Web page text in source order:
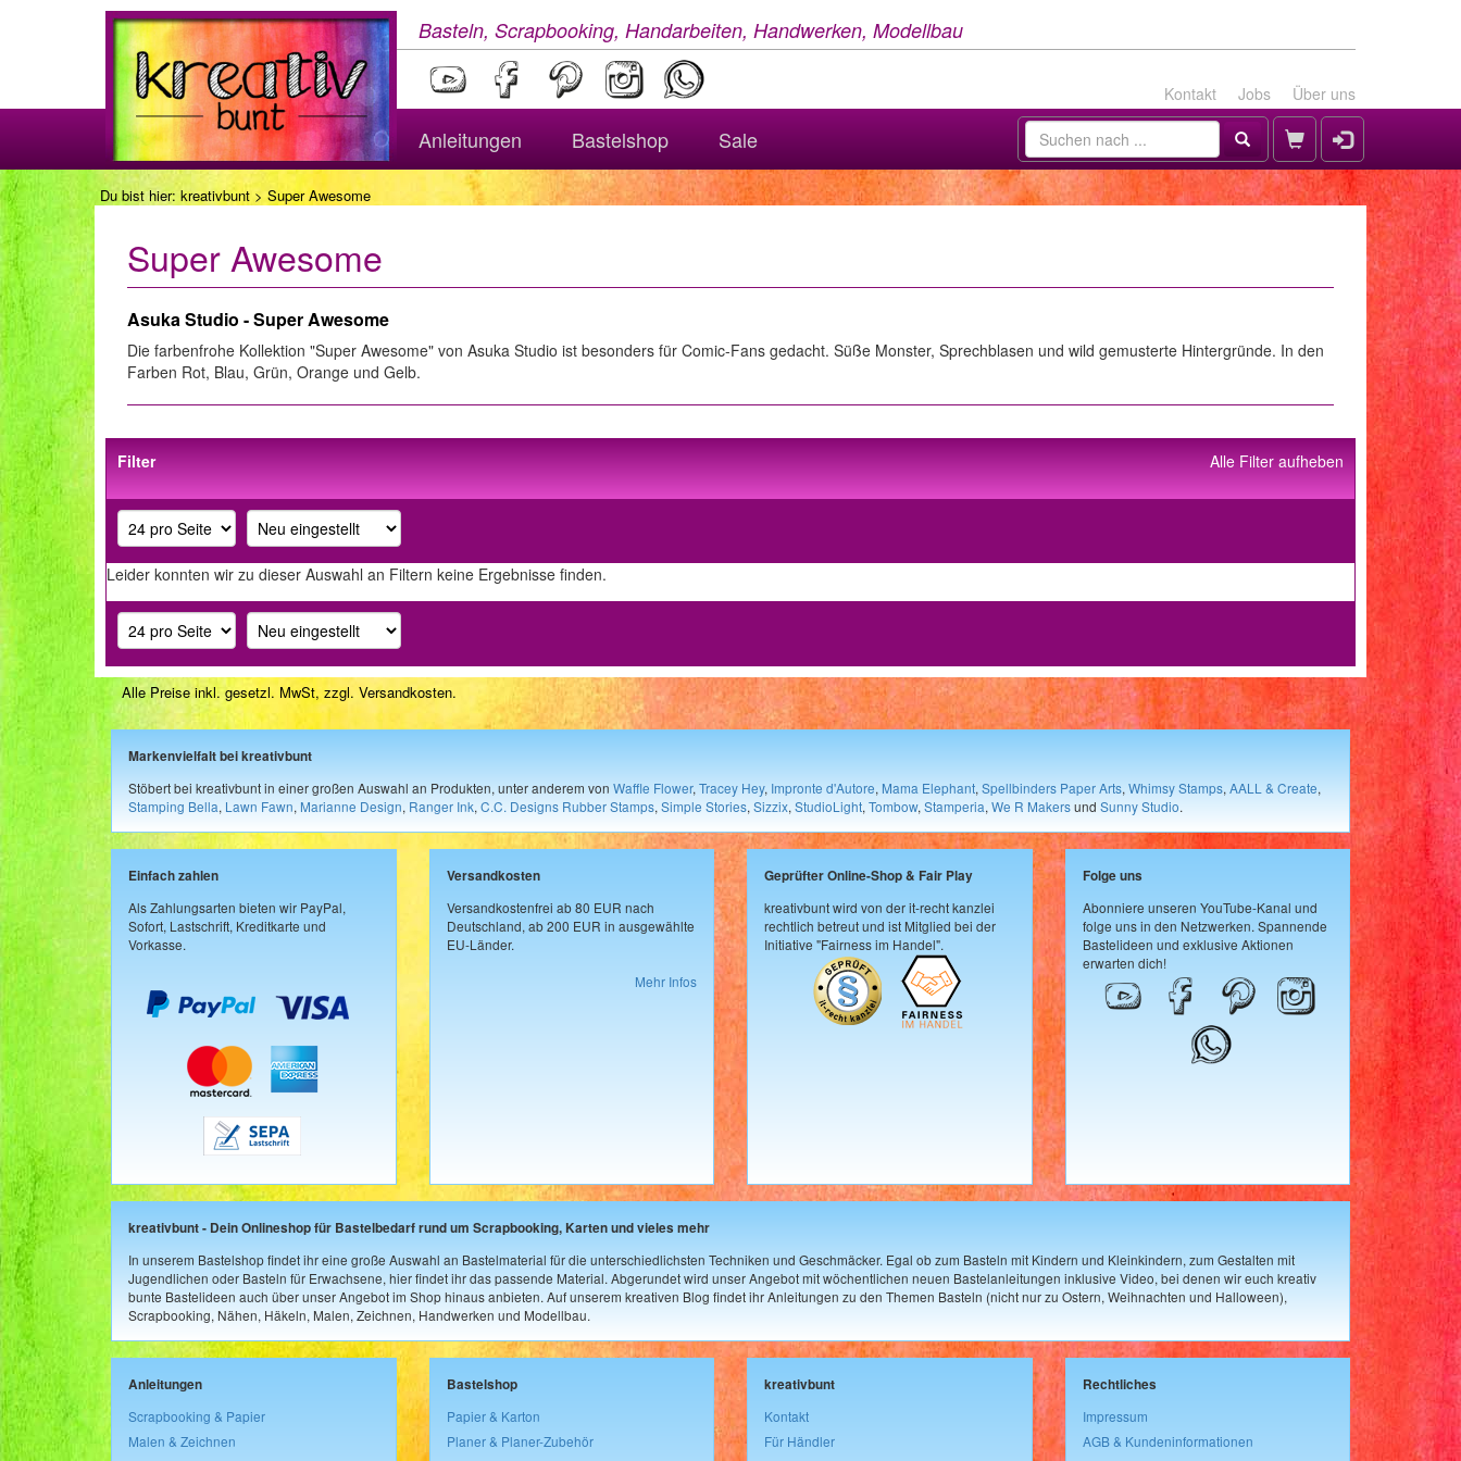
Basteln, Scrapbooking, Handarbeiten, Handwerken, Modellbau
Kontakt Jobs Über uns
Anleitungen Bastelshop Sale
Du bist hier: kreativbunt > Super Awesome
Super Awesome
Asuka Studio - Super Awesome
Die farbenfrohe Kollektion "Super Awesome" von Asuka Studio ist besonders für Comic-Fans gedacht. Süße Monster, Sprechblasen und wild gemusterte Hintergründe. In den
Farben Rot, Blau, Grün, Orange und Gelb.
Alle Filter aufheben
Filter
Leider konnten wir zu dieser Auswahl an Filtern keine Ergebnisse finden.
Alle Preise inkl. gesetzl. MwSt, zzgl. Versandkosten.
Markenvielfalt bei kreativbunt
Stöbert bei kreativbunt in einer großen Auswahl an Produkten, unter anderem von Waffle Flower, Tracey Hey, Impronte d'Autore, Mama Elephant, Spellbinders Paper Arts, Whimsy Stamps, AALL & Create,
Stamping Bella, Lawn Fawn, Marianne Design, Ranger Ink, C.C. Designs Rubber Stamps, Simple Stories, Sizzix, StudioLight, Tombow, Stamperia, We R Makersund Sunny Studio.
Einfach zahlen
Als Zahlungsarten bieten wir PayPal,
Sofort, Lastschrift, Kreditkarte und
Vorkasse.
Versandkosten
Versandkostenfrei ab 80 EUR nach
Deutschland, ab 200 EUR in ausgewählte
EU-Länder.
Mehr Infos
Geprüfter Online-Shop & Fair Play
kreativbunt wird von der it-recht kanzlei
rechtlich betreut und ist Mitglied bei der
Initiative "Fairness im Handel".
Folge uns
Abonniere unseren YouTube-Kanal und
folge uns in den Netzwerken. Spannende
Bastelideen und exklusive Aktionen
erwarten dich!
kreativbunt - Dein Onlineshop für Bastelbedarf rund um Scrapbooking, Karten und vieles mehr
In unserem Bastelshop findet ihr eine große Auswahl an Bastelmaterial für die unterschiedlichsten Techniken und Geschmäcker. Egal ob zum Basteln mit Kindern und Kleinkindern, zum Gestalten mit
Jugendlichen oder Basteln für Erwachsene, hier findet ihr das passende Material. Abgerundet wird unser Angebot mit wöchentlichen neuen Bastelanleitungen inklusive Video, bei denen wir euch kreativ
bunte Bastelideen auch über unser Angebot im Shop hinaus anbieten. Auf unserem kreativen Blog findet ihr Anleitungen zu den Themen Basteln (nicht nur zu Ostern, Weihnachten und Halloween),
Scrapbooking, Nähen, Häkeln, Malen, Zeichnen, Handwerken und Modellbau.
Anleitungen
Scrapbooking & Papier
Malen & Zeichnen
Bastelshop
Papier & Karton
Planer & Planer-Zubehör
kreativbunt
Kontakt
Für Händler
Rechtliches
Impressum
AGB & Kundeninformationen